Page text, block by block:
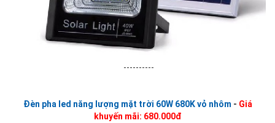
----------
Đèn pha led năng lượng mặt trời 60W 680K vỏ nhôm - Giá
khuyến mãi: 680.000đ